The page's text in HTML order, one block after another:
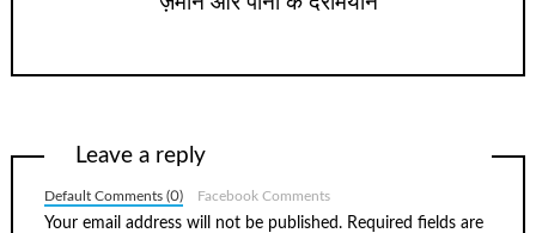
Leave a reply
Default Comments (0) Facebook Comments
Your email address will not be published. Required fields are